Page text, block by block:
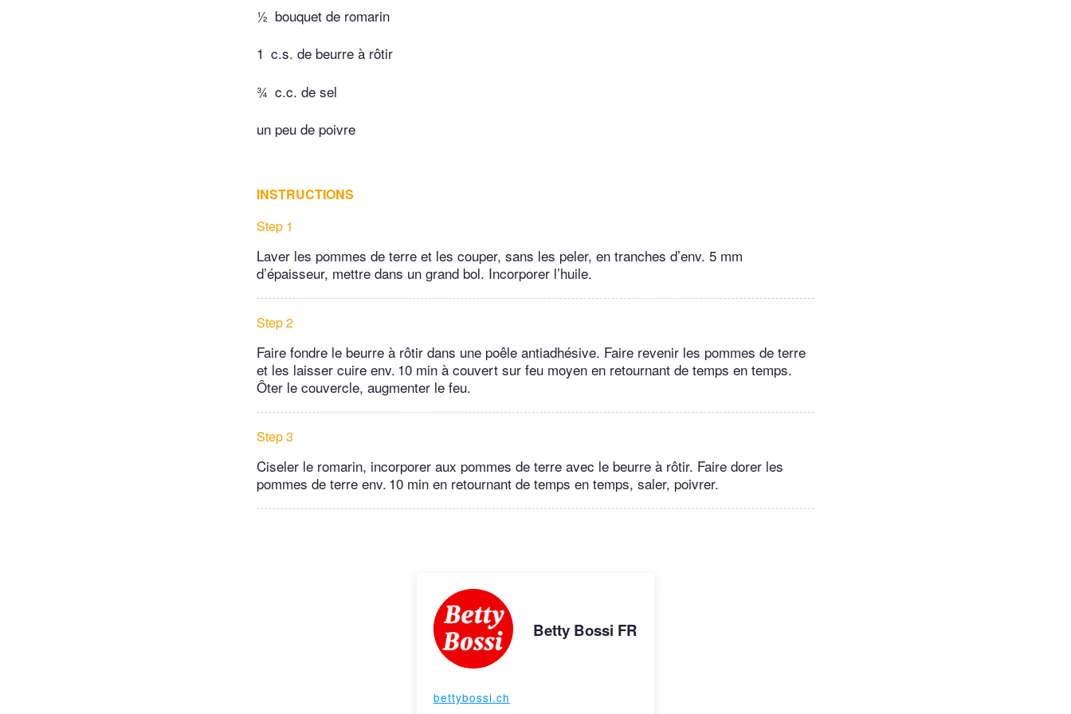
½ bouquet de romarin
1 c.s. de beurre à rôtir
¾ c.c. de sel
un peu de poivre
INSTRUCTIONS
Step 1
Laver les pommes de terre et les couper, sans les peler, en tranches d’env. 5 mm
d’épaisseur, mettre dans un grand bol. Incorporer l’huile.
Step 2
Faire fondre le beurre à rôtir dans une poêle antiadhésive. Faire revenir les pommes de terre
et les laisser cuire env. 10 min à couvert sur feu moyen en retournant de temps en temps.
Ôter le couvercle, augmenter le feu.
Step 3
Ciseler le romarin, incorporer aux pommes de terre avec le beurre à rôtir. Faire dorer les
pommes de terre env. 10 min en retournant de temps en temps, saler, poivrer.
Betty Bossi FR
bettybossi.ch